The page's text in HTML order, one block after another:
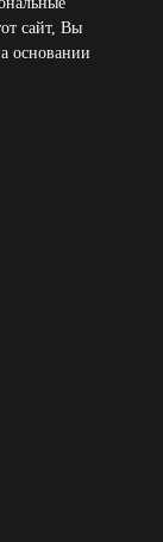
сайт, Вы
основании